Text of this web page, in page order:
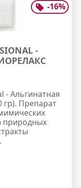
-16%
-
- Альгинатная
гр). Препарат